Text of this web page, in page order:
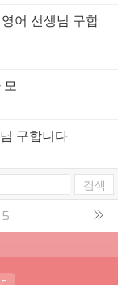
어 선생님 구합
구합니다.
검색
5